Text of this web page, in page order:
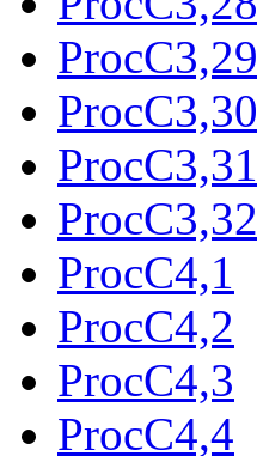
ProcC3,29
ProcC3,30
ProcC3,31
ProcC3,32
ProcC4,1
ProcC4,2
ProcC4,3
ProcC4,4